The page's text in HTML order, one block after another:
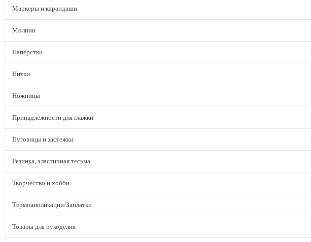
Маркеры и карандаши
Молнии
Наперстки
Нитки
Ножницы
Принадлежности для глажки
Пуговицы и застежки
Резинка, эластичная тесьма
Творчество и хобби
Термоаппликации/Заплатки
Товары для рукоделия